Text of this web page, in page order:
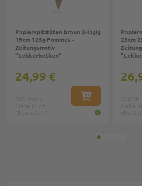
Papierspitztüten braun 2-lagig
19cm 125g Pommes -
Zeitungsmotiv
"Lekkerbekken"
IN DEN
24,99 €
23cm